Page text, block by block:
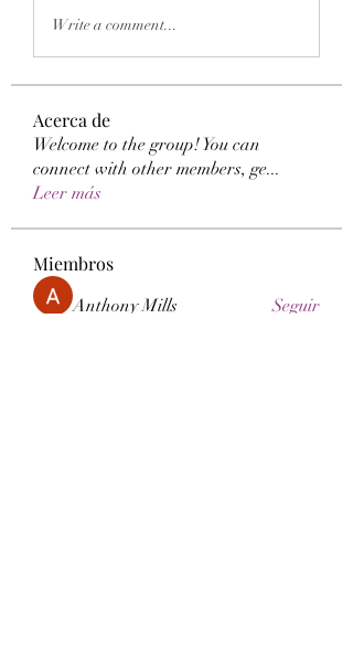
Write a comment...
Acerca de
Welcome to the group! You can
connect with other members, ge...
Leer más
Miembros
Anthony Mills Seguir